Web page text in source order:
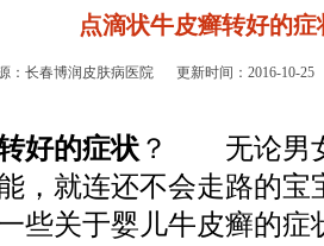
点滴状牛皮癣转好的症
：长春博润皮肤病医院 更新时间：2016-10-25
好的症状 ？ 无论男女
，就连还不会走路的
些关于婴儿牛皮癣的症